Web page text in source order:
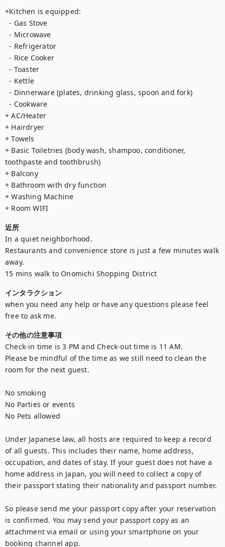
+Kitchen is equipped:
  - Gas Stove
  - Microwave
  - Refrigerator
  - Rice Cooker
  - Toaster
  - Kettle
  - Dinnerware (plates, drinking glass, spoon and fork)
  - Cookware
+ AC/Heater
+ Hairdryer
+ Towels
+ Basic Toiletries (body wash, shampoo, conditioner,
toothpaste and toothbrush)
+ Balcony
+ Bathroom with dry function
+ Washing Machine
+ Room WIFI
近所
In a quiet neighborhood.
Restaurants and convenience store is just a few minutes walk
away.
15 mins walk to Onomichi Shopping District
インタラクション
when you need any help or have any questions please feel
free to ask me.
その他の注意事項
Check-in time is 3 PM and Check-out time is 11 AM.
Please be mindful of the time as we still need to clean the
room for the next guest.
No smoking
No Parties or events
No Pets allowed
Under Japanese law, all hosts are required to keep a record
of all guests. This includes their name, home address,
occupation, and dates of stay. If your guest does not have a
home address in Japan, you will need to collect a copy of
their passport stating their nationality and passport number.
So please send me your passport copy after your reservation
is confirmed. You may send your passport copy as an
attachment via email or using your smartphone on your
booking channel app.